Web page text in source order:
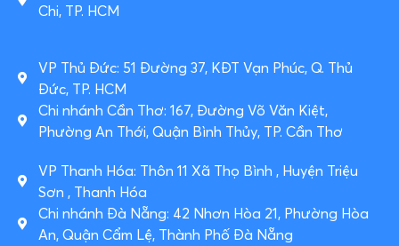
Chi, TP. HCM
VP Thủ Đức: 51 Đường 37, KĐT Vạn Phúc, Q. Thủ
Đức, TP. HCM
Chi nhánh Cần Thơ: 167, Đường Võ Văn Kiệt,
Phường An Thới, Quận Bình Thủy, TP. Cần Thơ
VP Thanh Hóa: Thôn 11 Xã Thọ Bình , Huyện Triệu
Sơn , Thanh Hóa
Chi nhánh Đà Nẵng: 42 Nhơn Hòa 21, Phường Hòa
An, Quận Cẩm Lệ, Thành Phố Đà Nẵng